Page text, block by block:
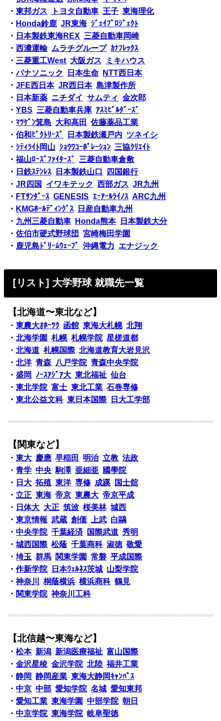
・東邦ガス トヨタ自動車 王子 東海理化
・ Honda鈴鹿 JR東海 ｼﾞｪｲﾌﾟﾛｼﾞｪｸﾄ
・ 日本製鉄東海REX 三菱自動車岡崎
・西濃運輸 ムラチグループ ｶﾅﾌﾚｯｸｽ
・三菱重工West 大阪ガス
ミキハウス
・パナソニック 日本生命
NTT西日本
・JFE西日本 JR西日本 島津製作所
・ 日本新薬 ニチダイ サムティ
金次郎
・YBS 三菱自動車兵庫 ｱｽﾐﾋﾞﾙﾀﾞｰｽﾞ
・ﾏﾂｹﾞﾝ箕島 大和高田
佐藤薬品工業
・伯和ﾋﾞｸﾄﾘｰｽﾞ 日本製鉄瀬戸内 ツネイシ
・ ｼﾃｨﾗｲﾄ岡山 ｼｮｳﾜｺｰﾎﾟﾚｰｼｮﾝ 三協ｸﾘｴｲﾄ
・福山ﾛｰｽﾞﾌｧｲﾀｰｽﾞ
三菱自動車倉敷
・ 日鉄ｽﾃﾝﾚｽ 日本製鉄山口
四国銀行
・JR四国 イワキテック 西部ガス JR九州
・ FTｻﾝﾀﾞｰｽ GENESIS ｴｰｱｰﾙﾗｲﾉｽ ARC九州
・ KMGﾎｰﾙﾃﾞｨﾝｸﾞｽ
日産自動車九州
・ 九州三菱自動車 Honda熊本
日本製鉄大分
・佐伯市硬式野球団
宮崎梅田学園
・ 鹿児島ﾄﾞﾘｰﾑｳｪｰﾌﾞ 沖縄電力 エナジック
[リスト] 大学野球 就職先一覧
【北海道〜東北など】
・東農大ｵﾎｰﾂｸ 函館 東海大札幌 北翔
・北海学園 札幌 札幌学院 星槎道都
・北海道 札幌国際 北海道教育大岩見沢
・北洋 青森 八戸学院 青森中央学院
・盛岡 ﾉｰｽｱｼﾞｱ大 東北福祉 仙台
・東北学院 富士 東北工業 石巻専修
・東北公益文科 東日本国際 日大工学部
【関東など】
・東大 慶應 早稲田 明治 立教 法政
・青学 中央 駒澤 亜細亜
國學院
・ 日大 拓殖 東洋 専修 成蹊
国士舘
・ 立正 東海 帝京 東農大 帝京平成
・ 日体大 大正 筑波 桜美林 城西
・東京情報 武蔵 創価 上武 白鷗
・中央学院 千葉経済 国際武道 秀明
・城西国際 松蔭 千葉商科 淑徳 敬愛
・埼玉 群馬 関東学園 常磐 平成国際
・作新学院 日本ｳｪﾙﾈｽ茨城 山梨学院
・神奈川 桐蔭横浜 横浜商科 鶴見
・ 関東学院 神奈川工科
【北信越〜東海など】
・松本 新潟 新潟医療福祉 富山国際
・金沢星稜 金沢学院 北陸 福井工業
・静岡 静岡産業 東海大静岡ｷｬﾝﾊﾟｽ
・中京 中部 愛知学院 名城 愛知東邦
・愛知工業 東海学園 中部学院 朝日
・中京学院 東海学院 岐阜聖徳